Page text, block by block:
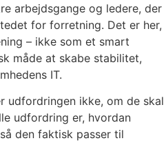
arbejdsgange og ledere, der
for forretning. Det er her,
– ikke som et smart
måde at skabe stabilitet,
IT.
udfordringen ikke, om de skal
udfordring er, hvordan
den faktisk passer til